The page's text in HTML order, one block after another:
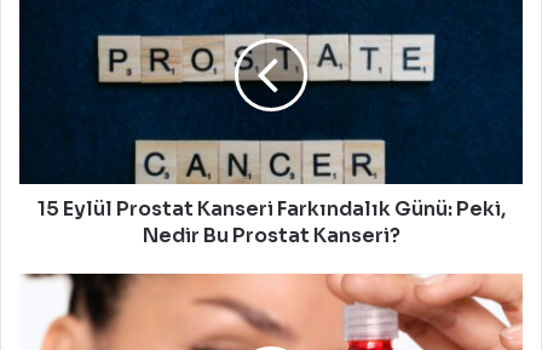
Farkındalık
Bu
Prostat
15 Eylül Prostat Kanseri Farkındalık Günü: Peki,
Nedir Bu Prostat Kanseri?
Vichy
Liftactiv
Serisi